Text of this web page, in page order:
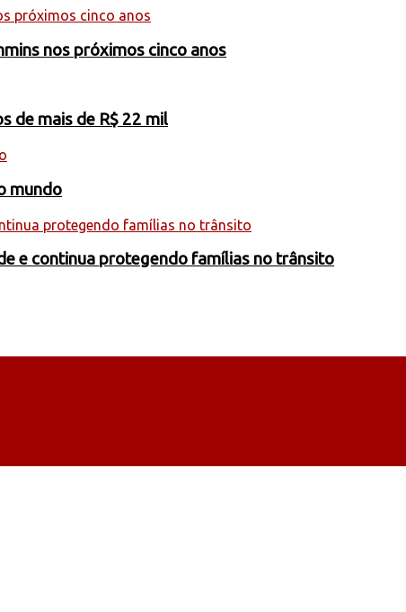
nos próximos cinco anos
de mais de R$ 22 mil
mundo
e continua protegendo famílias no trânsito